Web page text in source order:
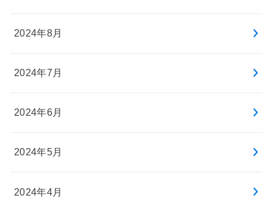
2024年8月
2024年7月
2024年6月
2024年5月
2024年4月